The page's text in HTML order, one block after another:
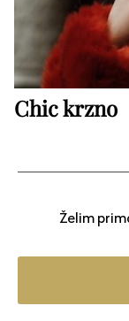
Chic krzno
Želim